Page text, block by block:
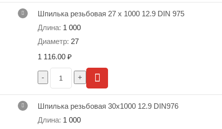
Шпилька резьбовая 27 x 1000 12.9 DIN 975
1 000
27
1 116.00 ₽
Шпилька резьбовая 30х1000 12.9 DIN976
1 000